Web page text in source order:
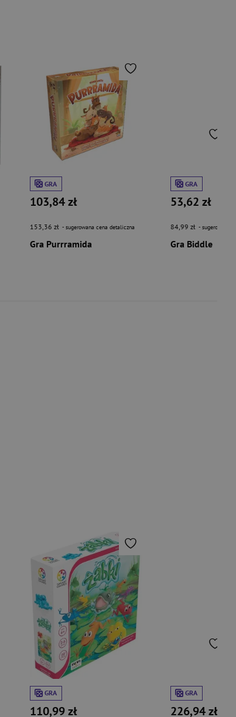
GRA
103,84 zł
153,36 zł - sugerowana cena detaliczna
Gra Purrramida
GRA
53,62 zł
84,99 zł - sugerowana
Gra Biddle
GRA
110,99 zł
GRA
226,94 zł